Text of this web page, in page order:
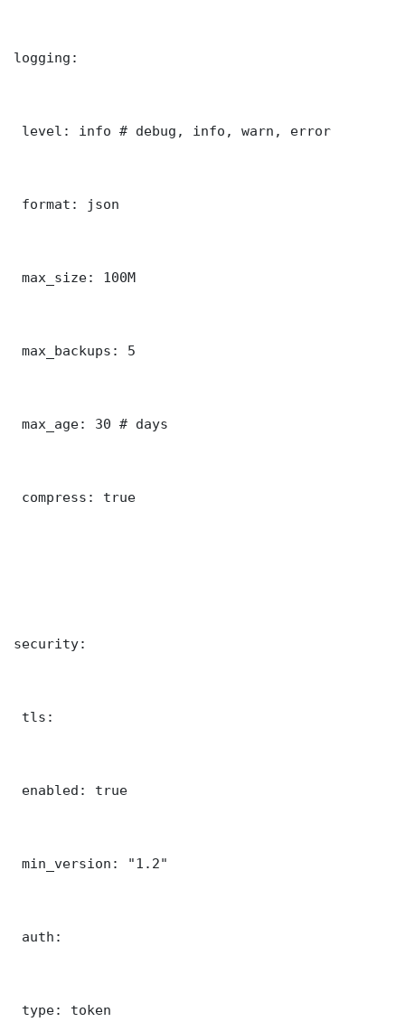
logging:
level: info # debug, info, warn, error
format: json
max_size: 100M
max_backups: 5
max_age: 30 # days
compress: true
security:
tls:
enabled: true
min_version: "1.2"
auth:
type: token